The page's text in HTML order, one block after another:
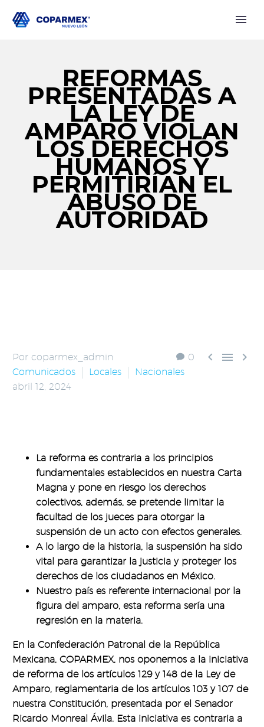
REFORMAS
PRESENTADAS A
LA LEY DE
AMPARO VIOLAN
LOS DERECHOS
HUMANOS Y
PERMITIRÍAN EL
ABUSO DE
AUTORIDAD
0   
Por coparmex_admin
Comunicados
Locales
Nacionales
abril 12, 2024
La reforma es contraria a los principios
fundamentales establecidos en nuestra Carta
Magna y pone en riesgo los derechos
colectivos, además, se pretende limitar la
facultad de los jueces para otorgar la
suspensión de un acto con efectos generales.
A lo largo de la historia, la suspensión ha sido
vital para garantizar la justicia y proteger los
derechos de los ciudadanos en México.
Nuestro país es referente internacional por la
figura del amparo, esta reforma sería una
regresión en la materia.
En la Confederación Patronal de la República
Mexicana, COPARMEX, nos oponemos a la iniciativa
de reforma de los artículos 129 y 148 de la Ley de
Amparo, reglamentaria de los artículos 103 y 107 de
nuestra Constitución, presentada por el Senador
Ricardo Monreal Ávila. Esta iniciativa es contraria a